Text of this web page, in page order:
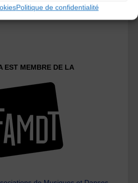
Politique de confidentialité
EST MEMBRE DE LA